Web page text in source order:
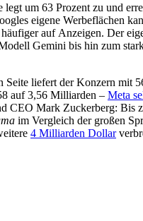
legt um 63 Prozent zu und
eigene Werbeflächen
auf Anzeigen. Der
Gemini bis hin zum
Seite liefert der Konzern mit
auf 3,56 Milliarden – Meta
CEO Mark Zuckerberg:
im Vergleich der großen
4 Milliarden Dollar